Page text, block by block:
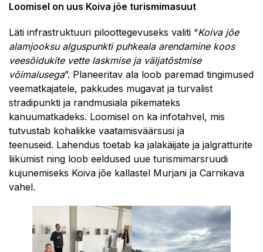
Loomisel on uus Koiva jõe turismimasuut
Läti infrastruktuuri piloottegevuseks valiti “Koiva jõe
alamjooksu alguspunkti puhkeala arendamine koos
veesõidukite vette laskmise ja väljatõstmise
võimalusega”. Planeeritav ala loob paremad tingimused
veematkajatele, pakkudes mugavat ja turvalist
stradipunkti ja randmusiala pikemateks
kanuumatkadeks. Loomisel on ka infotahvel, mis
tutvustab kohalikke vaatamisväärsusi ja
teenuseid. Lahendus toetab ka jalakäijate ja jalgratturite
liikumist ning loob eeldused uue turismimarsruudi
kujunemiseks Koiva jõe kallastel Murjani ja Carnikava
vahel.